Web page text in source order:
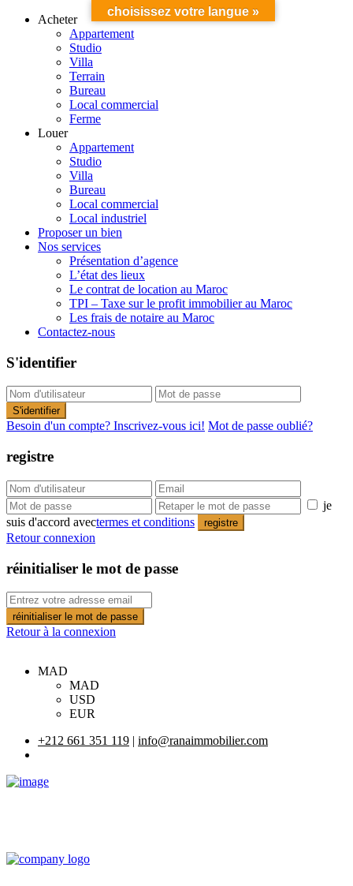
Acheter
Appartement
Studio
Villa
Terrain
Bureau
Local commercial
Ferme
Louer
Appartement
Studio
Villa
Bureau
Local commercial
Local industriel
Proposer un bien
Nos services
Présentation d’agence
L’état des lieux
Le contrat de location au Maroc
TPI – Taxe sur le profit immobilier au Maroc
Les frais de notaire au Maroc
Contactez-nous
S'identifier
S'identifier
Besoin d'un compte? Inscrivez-vous ici! Mot de passe oublié?
registre
je
suis d'accord avectermes et conditions registre
Retour connexion
réinitialiser le mot de passe
réinitialiser le mot de passe
Retour à la connexion
MAD
MAD
USD
EUR
+212 661 351 119 | info@ranaimmobilier.com
choisissez votre langue »